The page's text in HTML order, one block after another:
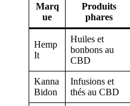
Marq
ue
Produits
phares
Hemp
It
Huiles et
bonbons au
CBD
Kanna
Bidon
Infusions et
thés au CBD